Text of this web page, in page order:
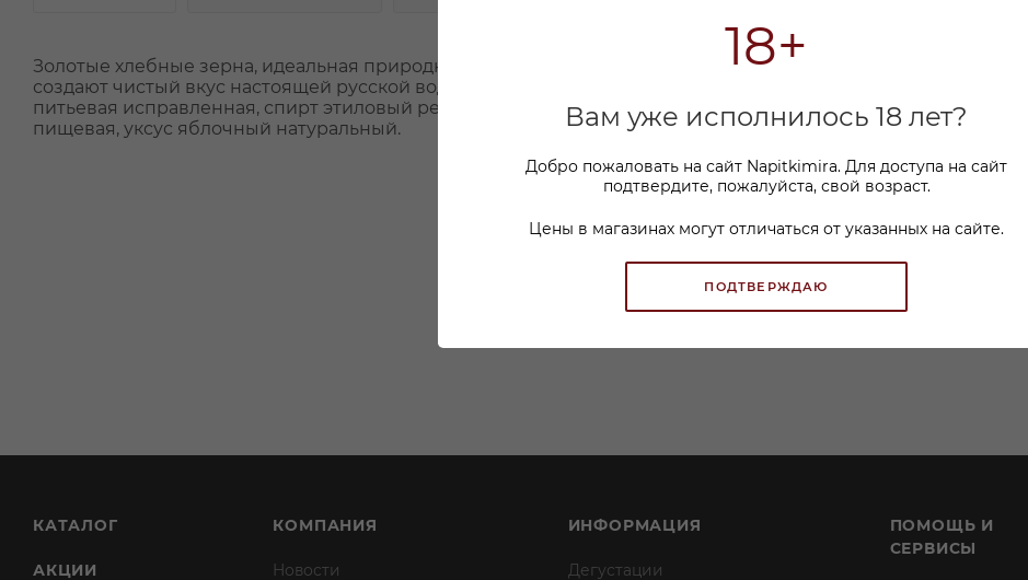
18+
Вам уже исполнилось 18 лет?
Добро пожаловать на сайт Napitkimira. Для доступа на сайт
подтвердите, пожалуйста, свой возраст.
Цены в магазинах могут отличаться от указанных на сайте.
ПОДТВЕРЖДАЮ
Золотые хлебные зерна, идеальная природная вода в сочетании с высокими технологиями производства
создают чистый вкус настоящей русской водки «ЛАДОГА ХЛЕБНАЯ». Состав водки «ЛАДОГА ХЛЕБНАЯ»: вода
питьевая исправленная, спирт этиловый ректификованный «Люкс», ароматный спирт ржаных сухарей, сода
пищевая, уксус яблочный натуральный.
КАТАЛОГ
АКЦИИ
КОМПАНИЯ
Новости
ИНФОРМАЦИЯ
Дегустации
ПОМОЩЬ И
СЕРВИСЫ